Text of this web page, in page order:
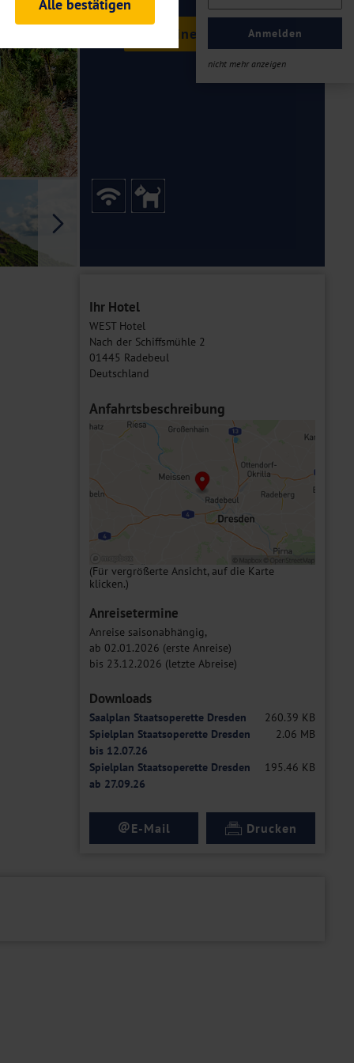
Anmelden
nicht mehr anzeigen
Termine & Preise
Ihr Hotel
WEST Hotel
Nach der Schiffsmühle 2
01445 Radebeul
Deutschland
Anfahrtsbeschreibung
(Für vergrößerte Ansicht, auf die Karte
klicken.)
Anreisetermine
Anreise saisonabhängig,
ab 02.01.2026 (erste Anreise)
bis 23.12.2026 (letzte Abreise)
Downloads
Saalplan Staatsoperette Dresden
260.39 KB
Spielplan Staatsoperette Dresden
bis 12.07.26
2.06 MB
Spielplan Staatsoperette Dresden
ab 27.09.26
195.46 KB
@E-Mail Drucken
und Analysen. Mithilfe
Auftritts ermitteln und
es zu einer Drittlands
Daten finden Sie in unseren
Alle bestätigen